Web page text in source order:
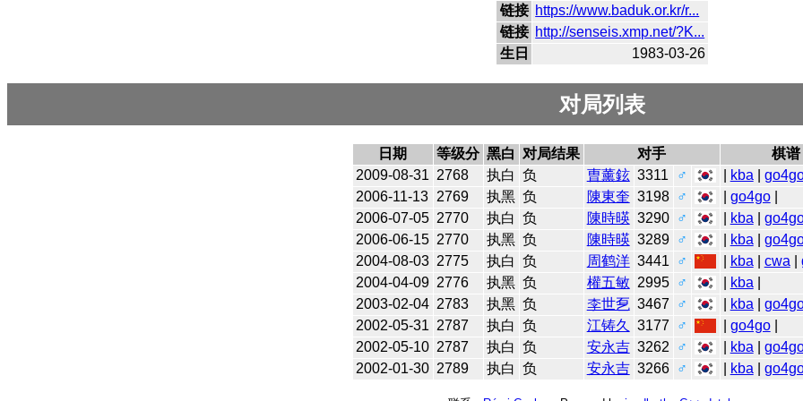
链接 https://www.baduk.or.kr/r...
链接 http://senseis.xmp.net/?K...
生日
1983-03-26
对局列表
日期 等级分 黑白 对局结果 对手
棋谱
2009-08-31 2768 执白 负 曺薰鉉 3311 ♂ kba
2006-11-13
2769 执黑 负 陳東奎 3198 ♂ go4go|
2006-07-05 2770 执白 负 陳時暎 3290 ♂ kba
2006-06-15 2770 执黑 负 陳時暎 3289 ♂ kba
2004-08-03 2775 执白 负 周鹤洋 3441 ♂ kba cwa
2004-04-09 2776 执黑 负 權五敏 2995 ♂ kba
2003-02-04 2783 执黑 负 李世乭 3467 ♂ kba
2002-05-31 2787 执白 负 江铸久 3177 ♂ go4go|
2002-05-10 2787 执白 负 安永吉 3262 ♂ kba
2002-01-30 2789 执白 负 安永吉 3266 ♂ kba